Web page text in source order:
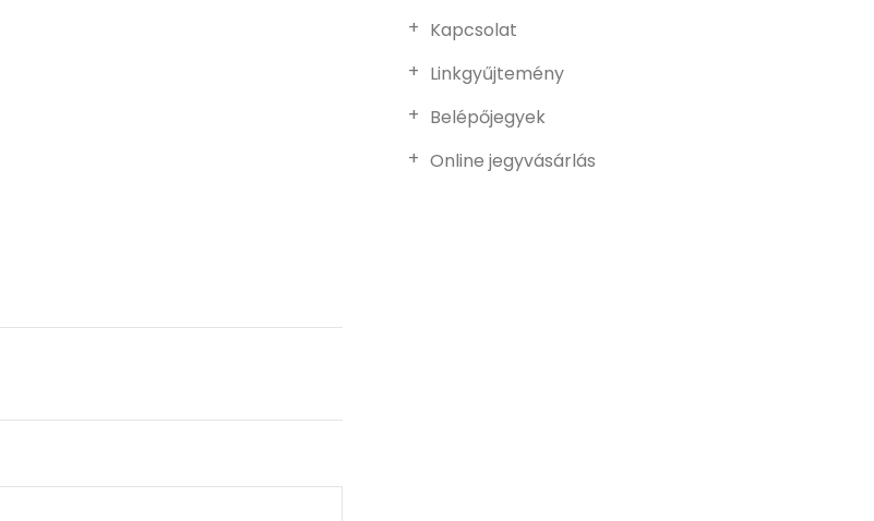
Kapcsolat
Linkgyűjtemény
Belépőjegyek
Online jegyvásárlás